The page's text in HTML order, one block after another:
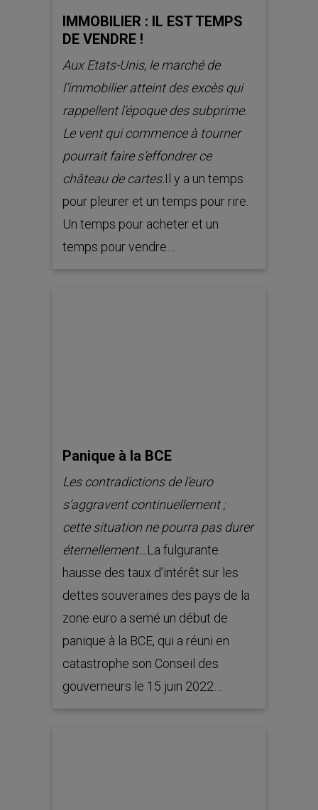
IMMOBILIER : IL EST TEMPS
DE VENDRE !
Aux Etats-Unis, le marché de
l’immobilier atteint des excès qui
rappellent l’époque des subprime.
Le vent qui commence à tourner
pourrait faire s’effondrer ce
château de cartes.Il y a un temps
pour pleurer et un temps pour rire.
Un temps pour acheter et un
temps pour vendre…
Panique à la BCE
Les contradictions de l’euro
s’aggravent continuellement ;
cette situation ne pourra pas durer
éternellement…La fulgurante
hausse des taux d’intérêt sur les
dettes souveraines des pays de la
zone euro a semé un début de
panique à la BCE, qui a réuni en
catastrophe son Conseil des
gouverneurs le 15 juin 2022…